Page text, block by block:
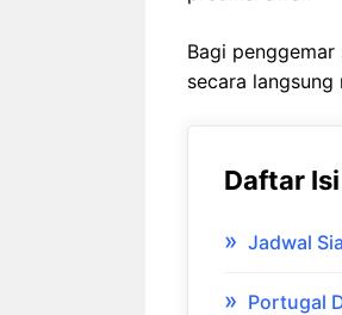
Bagi
secara
Daftar Isi
Jadwal
Portugal